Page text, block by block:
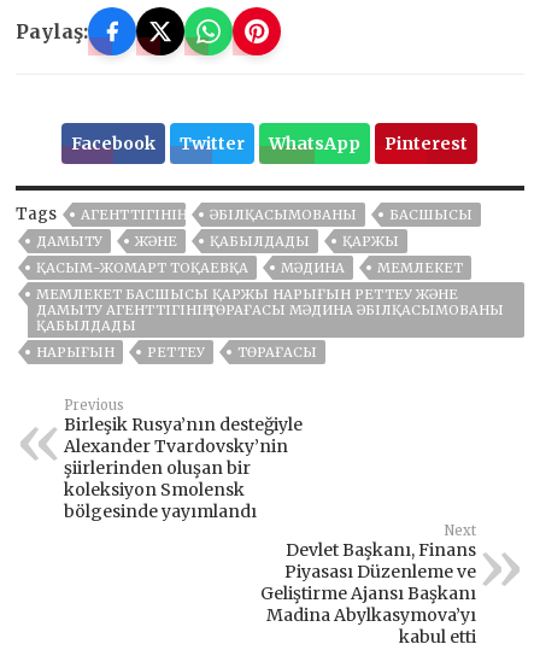
Paylaş:
Facebook Twitter WhatsApp Pinterest
Tags АГЕНТТІГІНІҢ ӘБІЛҚАСЫМОВАНЫ
БАСШЫСЫ
ДАМЫТУ
ЖӘНЕ ҚАБЫЛДАДЫ
ҚАРЖЫ
ҚАСЫМ-ЖОМАРТ ТОҚАЕВҚА
МӘДИНА
МЕМЛЕКЕТ
МЕМЛЕКЕТ БАСШЫСЫ ҚАРЖЫ НАРЫҒЫН РЕТТЕУ ЖӘНЕ
ДАМЫТУ АГЕНТТІГІНІҢ ТӨРАҒАСЫ МӘДИНА ӘБІЛҚАСЫМОВАНЫ
ҚАБЫЛДАДЫ
НАРЫҒЫН
РЕТТЕУ ТӨРАҒАСЫ
Previous
Birleşik Rusya’nın desteğiyle
Alexander Tvardovsky’nin
şiirlerinden oluşan bir
koleksiyon Smolensk
bölgesinde yayımlandı
Next
Devlet Başkanı, Finans
Piyasası Düzenleme ve
Geliştirme Ajansı Başkanı
Madina Abylkasymova’yı
kabul etti